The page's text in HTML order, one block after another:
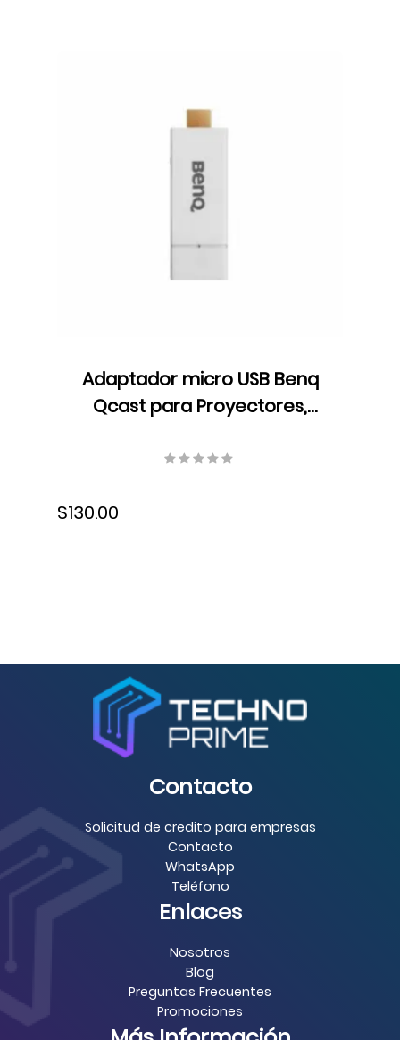
Adaptador micro USB Benq
Qcast para Proyectores,
$130.00
Contacto
Solicitud de credito para empresas
Contacto
WhatsApp
Teléfono
Enlaces
Nosotros
Blog
Preguntas Frecuentes
Promociones